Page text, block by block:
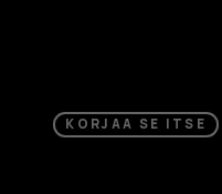
KORJAA SE ITSE